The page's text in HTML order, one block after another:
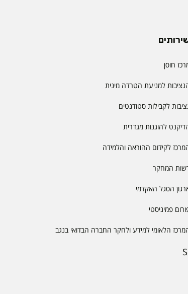
חוסן
למניעת הטרדה מינית
לקבילות סטודנטים
להוגנות מגדרית
לקידום ההוראה והלמידה
המחקר
הסגל האקדמי
פמיניסטי
הלאומי למידע ולחקר החברה הבדואי בנגב